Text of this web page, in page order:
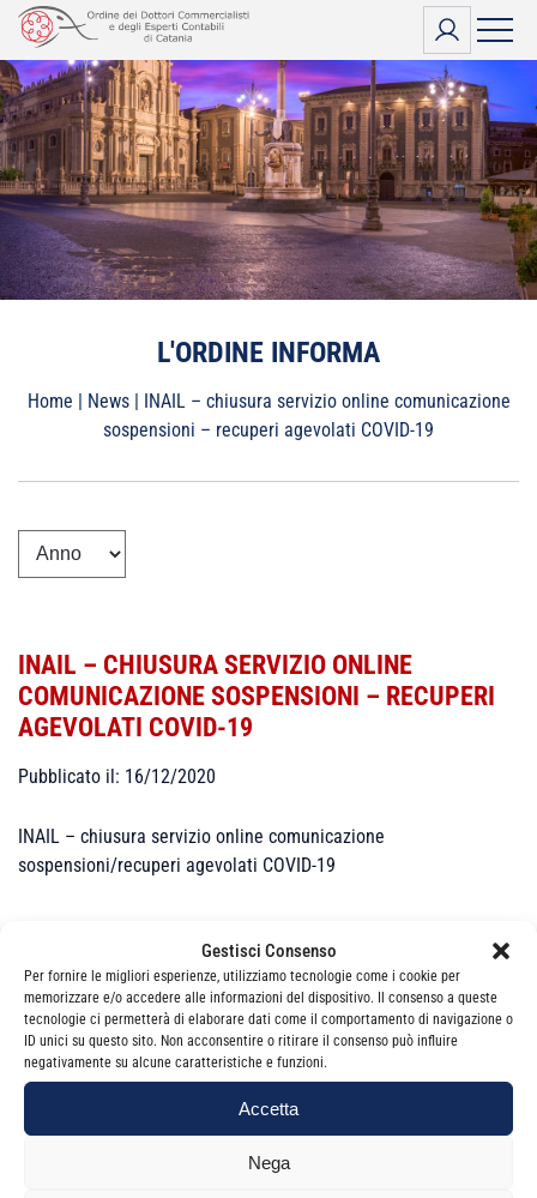
Gestisci Consenso
Per fornire le migliori esperienze, utilizziamo tecnologie come i cookie per
memorizzare e/o accedere alle informazioni del dispositivo. Il consenso a queste
tecnologie ci permetterà di elaborare dati come il comportamento di navigazione o
ID unici su questo sito. Non acconsentire o ritirare il consenso può influire
negativamente su alcune caratteristiche e funzioni.
Accetta
Nega
Vai
contenuto
L'ORDINE INFORMA
Home | News| INAIL – chiusura servizio online comunicazione
sospensioni – recuperi agevolati COVID-19
INAIL – CHIUSURA SERVIZIO ONLINE
COMUNICAZIONE SOSPENSIONI – RECUPERI
AGEVOLATI COVID-19
Pubblicato il: 16/12/2020
INAIL – chiusura servizio online comunicazione
sospensioni/recuperi agevolati COVID-19
CategorieNews